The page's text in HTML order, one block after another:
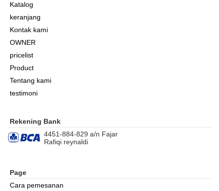
Katalog
keranjang
Kontak kami
OWNER
pricelist
Product
Tentang kami
testimoni
Rekening Bank
4451-884-829 a/n Fajar
Rafiqi reynaldi
Page
Cara pemesanan